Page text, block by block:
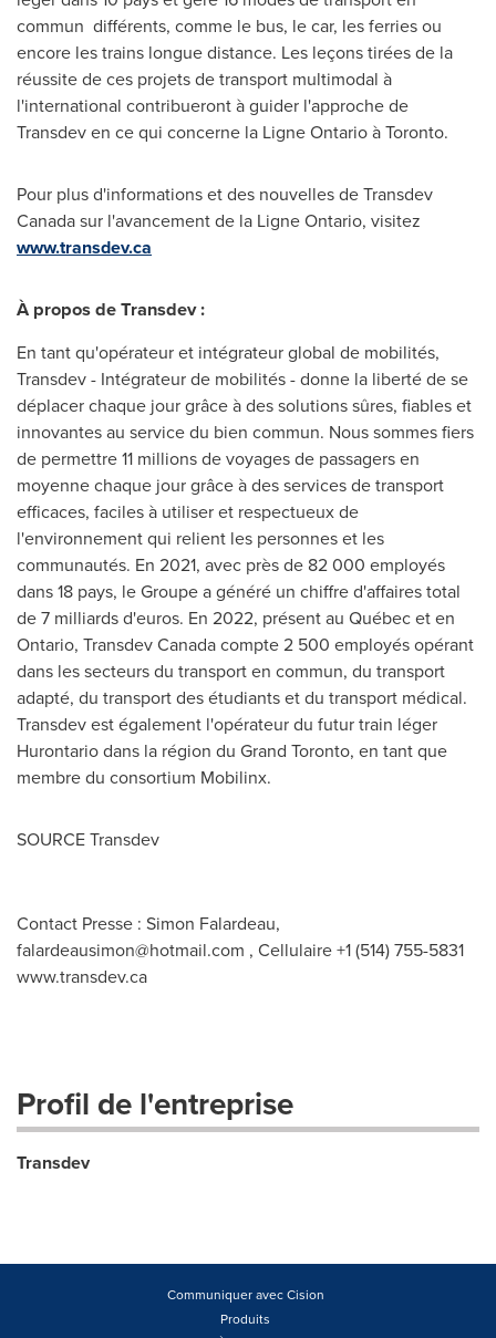
commun différents, comme le bus, le car, les ferries ou
encore les trains longue distance. Les leçons tirées de la
réussite de ces projets de transport multimodal à
l'international contribueront à guider l'approche de
Transdev en ce qui concerne la Ligne Ontario àToronto.
Pour plus d'informations et des nouvelles de Transdev
Canada sur l'avancement de la Ligne Ontario, visitez
www.transdev.ca
À propos de Transdev :
En tant qu'opérateur et intégrateur global de mobilités,
Transdev - Intégrateur de mobilités - donne la liberté de se
déplacer chaque jour grâce à des solutions sûres, fiables et
innovantes au service du bien commun. Nous sommes fiers
de permettre 11 millions de voyages de passagers en
moyenne chaque jour grâce à des services de transport
efficaces, faciles à utiliser et respectueux de
l'environnement qui relient les personnes et les
communautés. En 2021, avec près de 82 000 employés
dans 18 pays, le Groupe a généré un chiffre d'affaires total
de 7 milliards d'euros. En 2022, présent au Québec et en
Ontario, Transdev Canada compte 2 500 employés opérant
dans les secteurs du transport en commun, du transport
adapté, du transport des étudiants et du transport médical.
Transdev est également l'opérateur du futur train léger
Hurontario dans la région du Grand Toronto, en tant que
membre du consortium Mobilinx.
SOURCE Transdev
Contact Presse : Simon Falardeau,
falardeausimon@hotmail.com , Cellulaire +1 (514) 755-5831
www.transdev.ca
Profil de l'entreprise
Transdev
Communiquer avec Cision
Produits